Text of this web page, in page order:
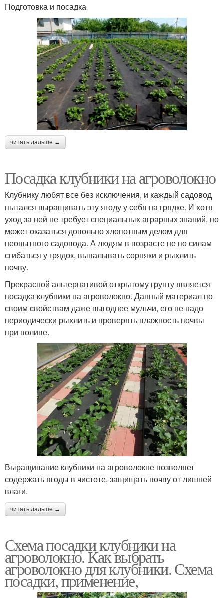
Подготовка и посадка
читать дальше →
Посадка клубники на агроволокно
Клубнику любят все без исключения, и каждый садовод
пытался выращивать эту ягоду у себя на грядке. И хотя
уход за ней не требует специальных аграрных знаний, но
может оказаться довольно хлопотным делом для
неопытного садовода. А людям в возрасте не по силам
сгибаться у грядок, выпалывать сорняки и рыхлить
почву.
Прекрасной альтернативой открытому грунту является
посадка клубники на агроволокно. Данный материал по
своим свойствам даже выгоднее мульчи, его не надо
периодически рыхлить и проверять влажность почвы
при поливе.
Выращивание клубники на агроволокне позволяет
содержать ягоды в чистоте, защищать почву от лишней
влаги.
читать дальше →
Схема посадки клубники на
агроволокно. Как выбрать
агроволокно для клубники. Схема
посадки, применение,